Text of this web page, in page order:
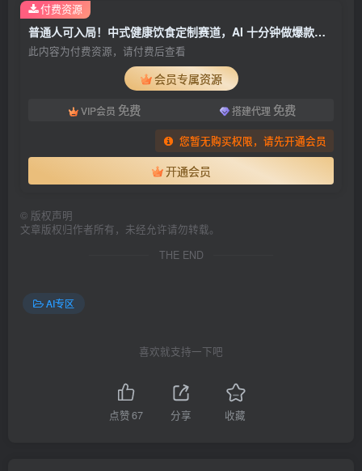
普通人可入局！中式健康饮食定制赛道，AI 十分钟做爆款，变现超给力
此内容为付费资源，请付费后查看
会员专属资源
VIP会员 免费 搭建代理 免费
您暂无购买权限，请先开通会员
开通会员
付费资源
© 版权声明
文章版权归作者所有，未经允许请勿转载。
THE END
AI专区
喜欢就支持一下吧
点赞67 分享 收藏